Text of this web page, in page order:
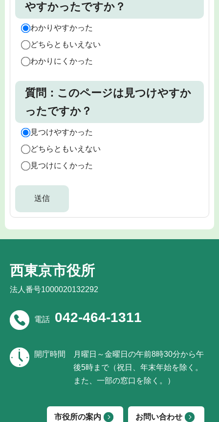
やすかったですか？
わかりやすかった
どちらともいえない
わかりにくかった
質問：このページは見つけやすか
ったですか？
見つけやすかった
どちらともいえない
見つけにくかった
西東京市役所
法人番号1000020132292
電話 042-464-1311
開庁時間
月曜日～金曜日の午前8時30分から午
後5時まで（祝日、年末年始を除く。
また、一部の窓口を除く。）
市役所の案内 お問い合わせ